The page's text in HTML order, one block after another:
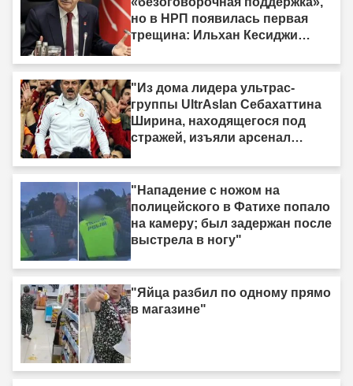
но в НРП появилась первая
трещина: Ильхан Кесиджи
"Из дома лидера ультрас-
группы UltrAslan Себахаттина
Ширина, находящегося под
стражей, изъяли арсенал
"Нападение с ножом на
полицейского в Фатихе попало
на камеру; был задержан после
выстрела в ногу"
"Яйца разбил по одному прямо
в магазине"